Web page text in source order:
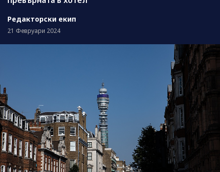
Редакторски екип
21 Февруари 2024